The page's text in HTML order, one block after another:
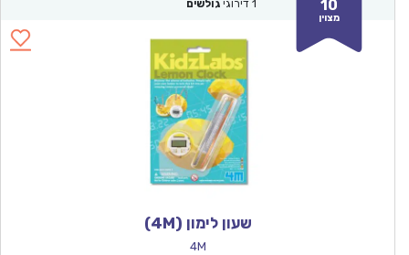
10
מצוין
1 דירוגי גולשים
שעון לימון (4M)
4M